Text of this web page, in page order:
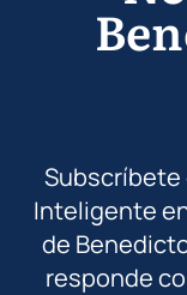
Inteligente
de
responde